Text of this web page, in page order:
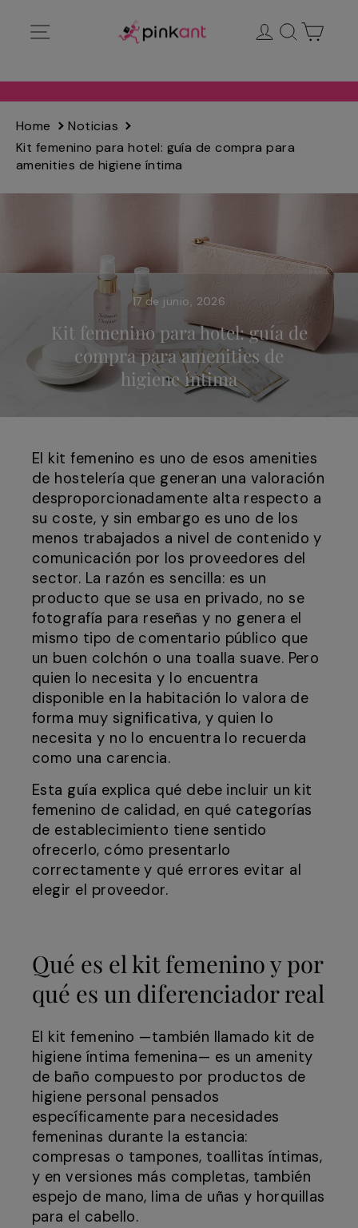
directamente
Ingresar
Buscar
Home
Noticias
Kit femenino para hotel: guía de compra para
amenities de higiene íntima
17 de junio, 2026
Kit femenino para hotel: guía de
compra para amenities de
higiene íntima
El kit femenino es uno de esos amenities
de hostelería que generan una valoración
desproporcionadamente alta respecto a
su coste, y sin embargo es uno de los
menos trabajados a nivel de contenido y
comunicación por los proveedores del
sector. La razón es sencilla: es un
producto que se usa en privado, no se
fotografía para reseñas y no genera el
mismo tipo de comentario público que
un buen colchón o una toalla suave. Pero
quien lo necesita y lo encuentra
disponible en la habitación lo valora de
forma muy significativa, y quien lo
necesita y no lo encuentra lo recuerda
como una carencia.
Esta guía explica qué debe incluir un kit
femenino de calidad, en qué categorías
de establecimiento tiene sentido
ofrecerlo, cómo presentarlo
correctamente y qué errores evitar al
elegir el proveedor.
Qué es el kit femenino y por
qué es un diferenciador real
El kit femenino —también llamado kit de
higiene íntima femenina— es un amenity
de baño compuesto por productos de
higiene personal pensados
específicamente para necesidades
femeninas durante la estancia:
compresas o tampones, toallitas íntimas,
y en versiones más completas, también
espejo de mano, lima de uñas y horquillas
para el cabello.